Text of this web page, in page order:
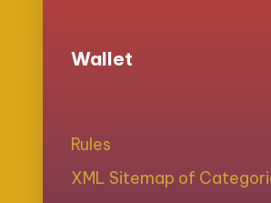
Wallet
Rules
XML Sitemap of